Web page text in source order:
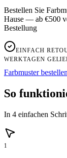
Bestellen Sie
Hause — ab €500
Bestellung
EINFACH
WERKTAGEN
Farbmuster bestellen
So
In 4 einfachen
1